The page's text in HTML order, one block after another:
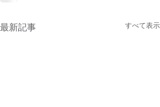
最新記事 すべて表示